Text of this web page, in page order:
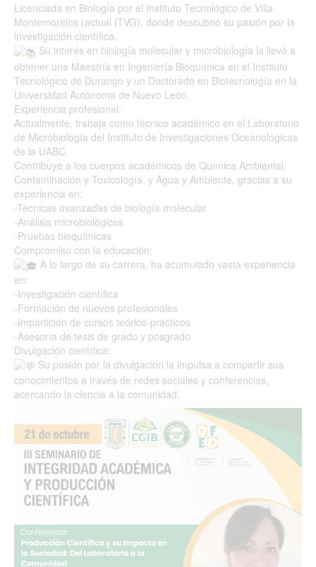
Licenciada en Biología por el Instituto Tecnológico de Villa
Montemorelos (actual ITVG), donde descubrió su pasión por la
investigación científica.
Su interés en biología molecular y microbiología la llevó a
obtener una Maestría en Ingeniería Bioquímica en el Instituto
Tecnológico de Durango y un Doctorado en Biotecnología en la
Universidad Autónoma de Nuevo León.
Experiencia profesional:
Actualmente, trabaja como técnico académico en el Laboratorio
de Microbiología del Instituto de Investigaciones Oceanológicas
de la UABC.
Contribuye a los cuerpos académicos de Química Ambiental,
Contaminación y Toxicología, y Agua y Ambiente, gracias a su
experiencia en:
-Técnicas avanzadas de biología molecular
-Análisis microbiológicos
-Pruebas bioquímicas
Compromiso con la educación:
A lo largo de su carrera, ha acumulado vasta experiencia
en:
-Investigación científica
-Formación de nuevos profesionales
-Impartición de cursos teórico-prácticos
-Asesoría de tesis de grado y posgrado
Divulgación científica:
Su pasión por la divulgación la impulsa a compartir sus
conocimientos a través de redes sociales y conferencias,
acercando la ciencia a la comunidad.